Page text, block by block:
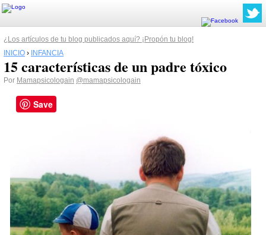
¿Los artículos de tu blog publicados aquí? ¡Propón tu blog!
INICIO › INFANCIA
15 características de un padre tóxico
Por Mamapsicologain @mamapsicologain
Save